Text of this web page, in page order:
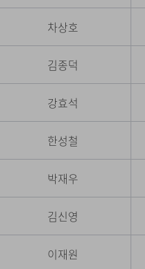
차상호
김종덕
강효석
한성철
박재우
김신영
이재원